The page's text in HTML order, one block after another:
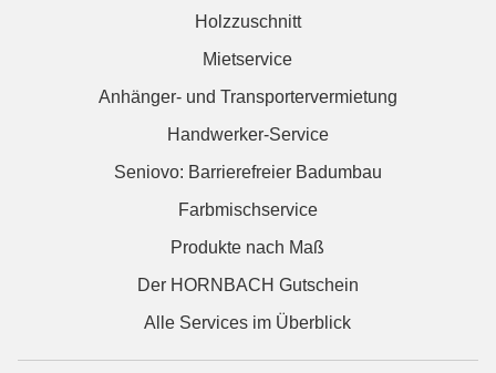
Holzzuschnitt
Mietservice
Anhänger- und Transportervermietung
Handwerker-Service
Seniovo: Barrierefreier Badumbau
Farbmischservice
Produkte nach Maß
Der HORNBACH Gutschein
Alle Services im Überblick